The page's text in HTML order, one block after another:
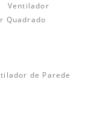
Ventilador
Quadrado
de Parede